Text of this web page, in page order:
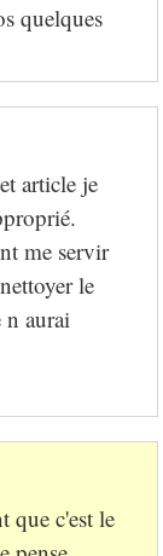
quelques
article je
me servir
le
n aurai
que c'est le